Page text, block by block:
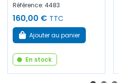
Référence: 4483
160,00 € TTC
Ajouter au panier
En stock